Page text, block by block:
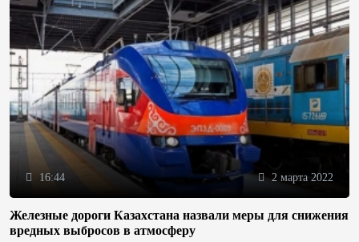
16:44 2 марта 2022
Железные дороги Казахстана назвали меры для снижения
вредных выбросов в атмосферу